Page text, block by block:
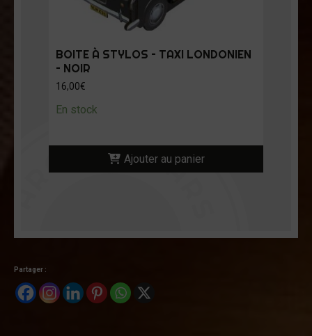
BOITE À STYLOS – TAXI LONDONIEN
– NOIR
16,00€
En stock
Ajouter au panier
Partager :